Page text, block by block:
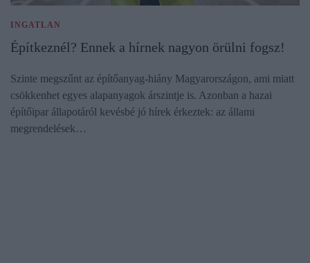
INGATLAN
Építkeznél? Ennek a hírnek nagyon örülni fogsz!
Szinte megszűnt az építőanyag-hiány Magyarországon, ami miatt
csökkenhet egyes alapanyagok árszintje is. Azonban a hazai
építőipar állapotáról kevésbé jó hírek érkeztek: az állami
megrendelések…